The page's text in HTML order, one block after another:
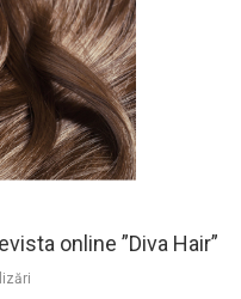
online ”Diva Hair”